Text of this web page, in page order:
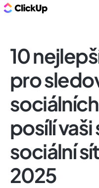
10
pro
posílí
sociální
2025